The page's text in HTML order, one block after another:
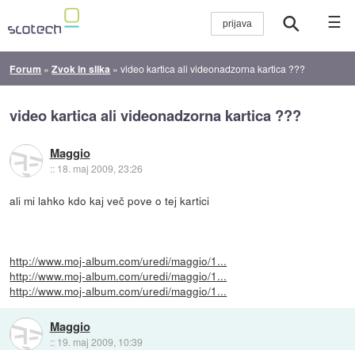
☰
Forum »Zvok in slika »video kartica ali videonadzorna kartica ???
video kartica ali videonadzorna kartica ???
Maggio
:: 18. maj 2009, 23:26
ali mi lahko kdo kaj več pove o tej kartici
http://www.moj-album.com/uredi/maggio/1...
http://www.moj-album.com/uredi/maggio/1...
http://www.moj-album.com/uredi/maggio/1...
Maggio
:: 19. maj 2009, 10:39